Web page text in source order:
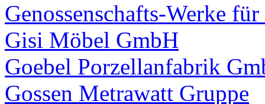
Genossenschafts-Werke
Gisi Möbel GmbH
Goebel Porzellanfabrik
Gossen Metrawatt Gruppe